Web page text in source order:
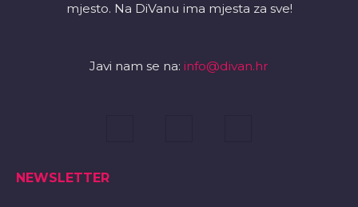
mjesto. Na DiVanu ima mjesta za sve!
Javi nam se na: info@divan.hr
NEWSLETTER